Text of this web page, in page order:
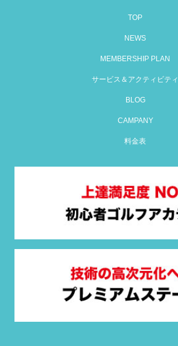
TOP
NEWS
MEMBERSHIP PLAN
サービス＆アクティビティ
BLOG
CAMPANY
料金表